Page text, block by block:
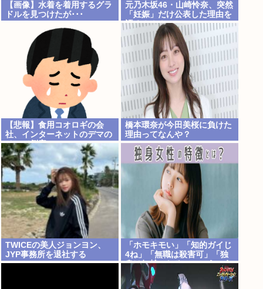
【画像】水着を着用するグラ
ドルを見つけたが･･･
元乃木坂46・山崎怜奈、突然
「妊娠」だけ公表した理由を
語る！！！
【悲報】食用コオロギの会
社、インターネットのデマの
せいで倒産へ
橋本環奈が今田美桜に負けた
理由ってなんや？
TWICEの美人ジョンヨン、
JYP事務所を退社する
「ホモキモい」「知的ガイじ
4ね」「無職は殺害可」「独
身は奴隷にしろ」←こういう
こと気軽に言っちゃいけない
のかな？